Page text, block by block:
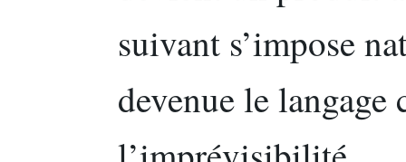
suivant s’impose
devenue le